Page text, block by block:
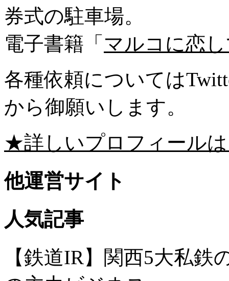
券式の駐車場。
電子書籍「 マルコに恋
各種依頼については
から御願いします。
★詳しいプロフィール
他運営サイト
人気記事
【鉄道IR】関西5大私